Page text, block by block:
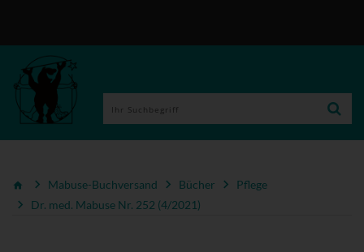
Mabuse-Buchversand Bücher
Pflege
Dr. med. Mabuse Nr. 252 (4/2021)